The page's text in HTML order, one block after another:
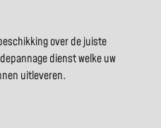
over de juiste
dienst welke uw
uitleveren.